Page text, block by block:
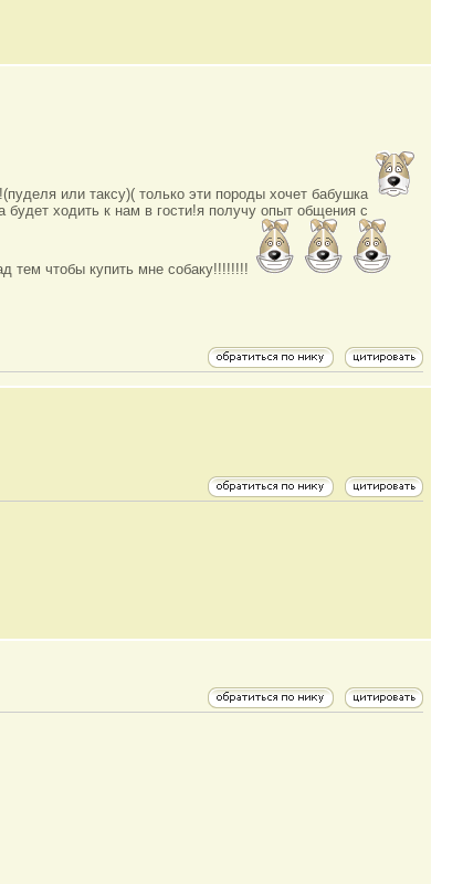
или таксу)( только эти породы хочет бабушка
ходить к нам в гости!я получу опыт общения с
тем чтобы купить мне собаку!!!!!!!!